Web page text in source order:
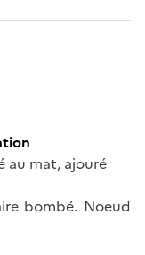
au mat, ajouré
bombé. Noeud